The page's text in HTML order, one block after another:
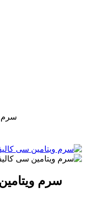
سرم
سرم ویتامین سی